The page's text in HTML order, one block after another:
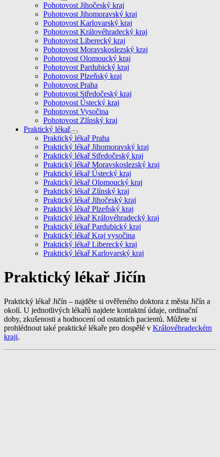
Pohotovost Jihočeský kraj
Pohotovost Jihomoravský kraj
Pohotovost Karlovarský kraj
Pohotovost Královéhradecký kraj
Pohotovost Liberecký kraj
Pohotovost Moravskoslezský kraj
Pohotovost Olomoucký kraj
Pohotovost Pardubický kraj
Pohotovost Plzeňský kraj
Pohotovost Praha
Pohotovost Středočeský kraj
Pohotovost Ústecký kraj
Pohotovost Vysočina
Pohotovost Zlínský kraj
Praktický lékař
Praktický lékař Praha
Praktický lékař Jihomoravský kraj
Praktický lékař Středočeský kraj
Praktický lékař Moravskoslezský kraj
Praktický lékař Ústecký kraj
Praktický lékař Olomoucký kraj
Praktický lékař Zlínský kraj
Praktický lékař Jihočeský kraj
Praktický lékař Plzeňský kraj
Praktický lékař Královéhradecký kraj
Praktický lékař Pardubický kraj
Praktický lékař Kraj vysočina
Praktický lékař Liberecký kraj
Praktický lékař Karlovarský kraj
Praktický lékař Jičín
Praktický lékař Jičín – najděte si ověřeného doktora z města Jičín a
okolí. U jednotlivých lékařů najdete kontaktní údaje, ordinační
doby, zkušenosti a hodnocení od ostatních pacientů. Můžete si
prohlédnout také praktické lékaře pro dospělé v Královéhradeckém
kraji.